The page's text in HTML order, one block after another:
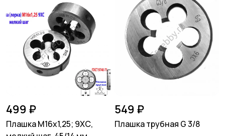
499 ₽
Плашка М16х1,25; 9ХС,
549 ₽
Плашка трубная G 3/8